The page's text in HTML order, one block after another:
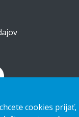
reserved.
cookies prijať,